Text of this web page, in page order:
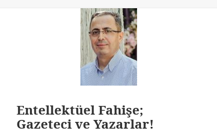
Entellektüel Fahişe;
Gazeteci ve Yazarlar!